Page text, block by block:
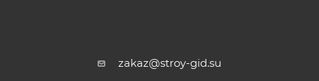
zakaz@stroy-gid.su